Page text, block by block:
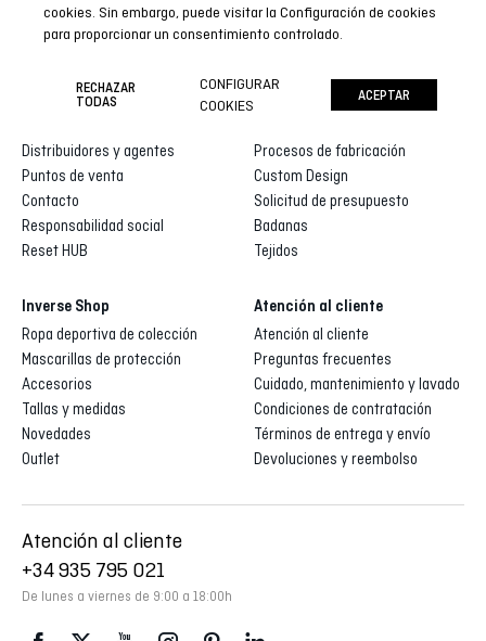
SUSCRIBIRME AHORA
Distribuidores y agentes
Puntos de venta
Contacto
Responsabilidad social
Reset HUB
Inverse custom
Procesos de fabricación
Custom Design
Solicitud de presupuesto
Badanas
Tejidos
Inverse Shop
Ropa deportiva de colección
Mascarillas de protección
Accesorios
Tallas y medidas
Novedades
Outlet
Atención al cliente
Atención al cliente
Preguntas frecuentes
Cuidado, mantenimiento y lavado
Condiciones de contratación
Términos de entrega y envío
Devoluciones y reembolso
Atención al cliente
+34 935 795 021
De lunes a viernes de 9:00 a 18:00h
cookies. Sin embargo, puede visitar la Configuración de cookies
para proporcionar un consentimiento controlado.
RECHAZAR
TODAS
CONFIGURAR
COOKIES
ACEPTAR